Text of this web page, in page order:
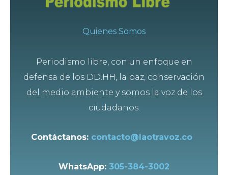
Quienes Somos
Periodismo libre, con un enfoque en
defensa de los DD.HH, la paz, conservación
del medio ambiente y somos la voz de los
ciudadanos.
Contáctanos: contacto@laotravoz.co
WhatsApp: 305-384-3002